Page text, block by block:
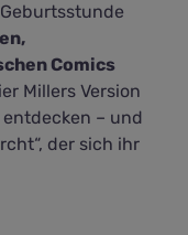
Comics
Millers Version
– und
der sich ihr